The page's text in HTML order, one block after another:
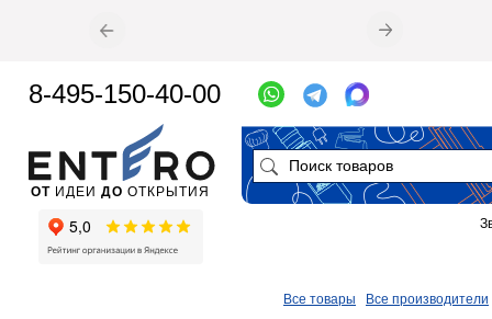
Все товары Все производители
ОТ ИДЕИ ДО ОТКРЫТИЯ
8-495-150-40-00